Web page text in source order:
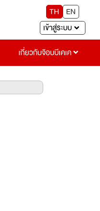
TH
EN
เข้าสู่ระบบ
เกี่ยวกับจ๊อบบีเคเค